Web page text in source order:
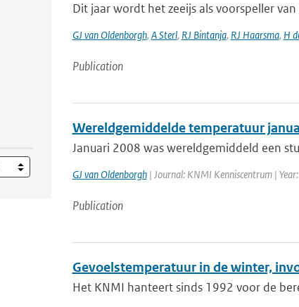
Dit jaar wordt het zeeijs als voorspeller
GJ van Oldenborgh, A Sterl, RJ Bintanja, RJ Haarsma, H
Publication
Wereldgemiddelde temperatuur
Januari 2008 was wereldgemiddeld een
GJ van Oldenborgh| Journal: KNMI Kenniscentrum |
Publication
Gevoelstemperatuur in de winter,
Het KNMI hanteert sinds 1992 voor de